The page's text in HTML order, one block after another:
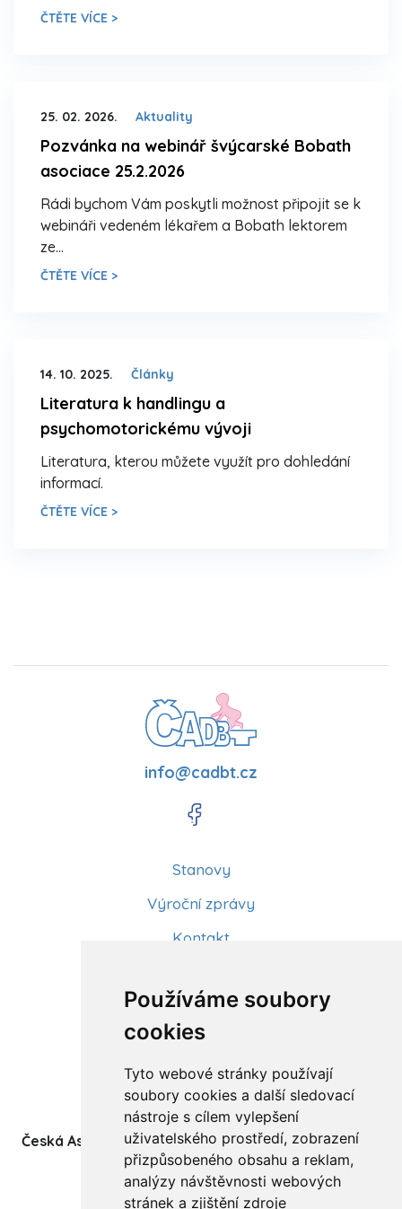
Používáme soubory
cookies
Tyto webové stránky používají
soubory cookies a další sledovací
nástroje s cílem vylepšení
uživatelského prostředí, zobrazení
přizpůsobeného obsahu a reklam,
analýzy návštěvnosti webových
stránek a zjištění zdroje
ČTĚTE VÍCE >
25. 02. 2026. Aktuality
Pozvánka na webinář švýcarské Bobath
asociace 25.2.2026
Rádi bychom Vám poskytli možnost připojit se k
webináři vedeném lékařem a Bobath lektorem
ze…
ČTĚTE VÍCE >
14. 10. 2025. Články
Literatura k handlingu a
psychomotorickému vývoji
Literatura, kterou můžete využít pro dohledání
informací.
ČTĚTE VÍCE >
info@cadbt.cz
Stanovy
Výroční zprávy
Kontakt
Články
Kurzy a workshopy
Sídlo ČADBT
Česká Asociace Dětských Bobath Terapeutů spolek
(z.s.)
Ukrajinská 1534